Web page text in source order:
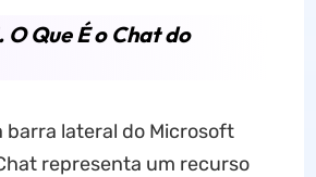
O Que É o Chat do
barra lateral do Microsoft
representa um recurso